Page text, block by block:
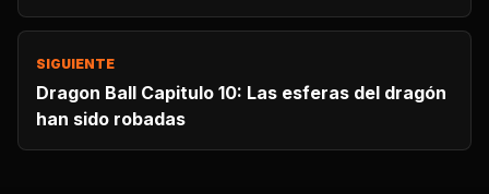
devastado!
SIGUIENTE
Dragon Ball Capitulo 10: Las esferas del dragón
han sido robadas